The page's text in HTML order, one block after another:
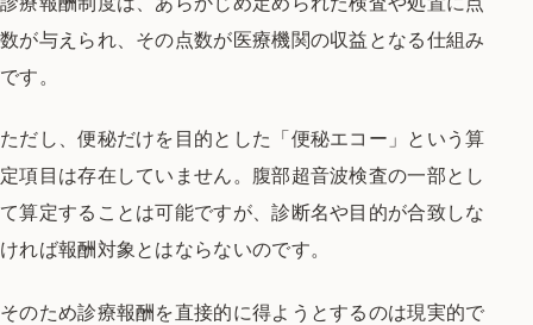
数が与えられ、 その点数が医療機関の収益となる仕組み
です。
ただし、便秘だけを目的とした「便秘エコー」 という算
定項目は存在していません。 腹部超音波検査の一部とし
て算定することは可能ですが、診断名や目的が合致しな
ければ報酬対象とはならないのです。
そのため診療報酬を直接的に得ようとするのは現実的で